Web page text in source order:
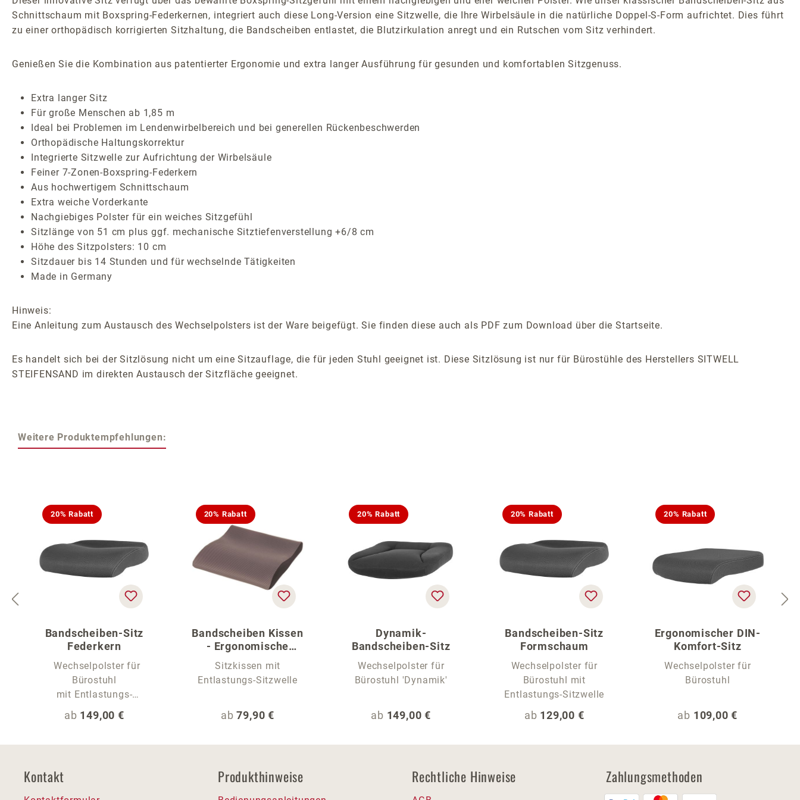
Schnittschaum mit Boxspring-Federkernen, integriert auch diese Long-Version eine Sitzwelle, die Ihre Wirbelsäule in die natürliche Doppel-S-Form aufrichtet. Dies führt
zu einer orthopädisch korrigierten Sitzhaltung, die Bandscheiben entlastet, die Blutzirkulation anregt und ein Rutschen vom Sitz verhindert.
Genießen Sie die Kombination aus patentierter Ergonomie und extra langer Ausführung für gesunden und komfortablen Sitzgenuss.
Extra langer Sitz
Für große Menschen ab 1,85 m
Ideal bei Problemen im Lendenwirbelbereich und bei generellen Rückenbeschwerden
Orthopädische Haltungskorrektur
Integrierte Sitzwelle zur Aufrichtung der Wirbelsäule
Feiner 7-Zonen-Boxspring-Federkern
Aus hochwertigem Schnittschaum
Extra weiche Vorderkante
Nachgiebiges Polster für ein weiches Sitzgefühl
Sitzlänge von 51 cm plus ggf. mechanische Sitztiefenverstellung +6/8 cm
Höhe des Sitzpolsters: 10 cm
Sitzdauer bis 14 Stunden und für wechselnde Tätigkeiten
Made in Germany
Hinweis:
Eine Anleitung zum Austausch des Wechselpolsters ist der Ware beigefügt. Sie finden diese auch als PDF zum Download über die Startseite.
Es handelt sich bei der Sitzlösung nicht um eine Sitzauflage, die für jeden Stuhl geeignet ist. Diese Sitzlösung ist nur für Bürostühle des Herstellers SITWELL
STEIFENSAND im direkten Austausch der Sitzfläche geeignet.
Weitere Produktempfehlungen:
20% Rabatt
Bandscheiben-Sitz
Federkern
Wechselpolster für
Bürostuhl
mit Entlastungs-
Regulärer Preis:
ab 149,00 €
20% Rabatt
Bandscheiben Kissen
- Ergonomische
Sitzauflage
Sitzkissen mit
Entlastungs-Sitzwelle
Regulärer Preis:
ab79,90 €
20% Rabatt
Dynamik-
Bandscheiben-Sitz
Wechselpolster für
Bürostuhl 'Dynamik'
Regulärer Preis:
ab 149,00 €
20% Rabatt
Bandscheiben-Sitz
Formschaum
Wechselpolster für
Bürostuhl mit
Entlastungs-Sitzwelle
Regulärer Preis:
ab 129,00 €
20% Rabatt
Ergonomischer DIN-
Komfort-Sitz
Wechselpolster für
Bürostuhl
Regulärer Preis:
ab 109,00 €
Kontakt Produkthinweise Rechtliche Hinweise Zahlungsmethoden